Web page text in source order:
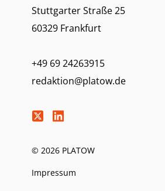
Stuttgarter Straße 25
60329 Frankfurt
+49 69 24263915
redaktion@platow.de
© 2026 PLATOW
Impressum